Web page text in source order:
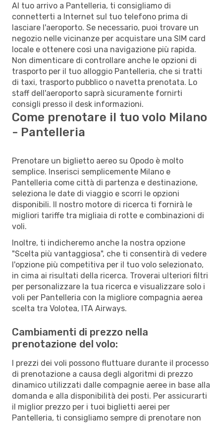
Al tuo arrivo a Pantelleria, ti consigliamo di
connetterti a Internet sul tuo telefono prima di
lasciare l'aeroporto. Se necessario, puoi trovare un
negozio nelle vicinanze per acquistare una SIM card
locale e ottenere così una navigazione più rapida.
Non dimenticare di controllare anche le opzioni di
trasporto per il tuo alloggio Pantelleria, che si tratti
di taxi, trasporto pubblico o navetta prenotata. Lo
staff dell'aeroporto saprà sicuramente fornirti
consigli presso il desk informazioni.
Come prenotare il tuo volo Milano
- Pantelleria
Prenotare un biglietto aereo su Opodo è molto
semplice. Inserisci semplicemente Milano e
Pantelleria come città di partenza e destinazione,
seleziona le date di viaggio e scorri le opzioni
disponibili. Il nostro motore di ricerca ti fornirà le
migliori tariffe tra migliaia di rotte e combinazioni di
voli.
Inoltre, ti indicheremo anche la nostra opzione
"Scelta più vantaggiosa", che ti consentirà di vedere
l'opzione più competitiva per il tuo volo selezionato,
in cima ai risultati della ricerca. Troverai ulteriori filtri
per personalizzare la tua ricerca e visualizzare solo i
voli per Pantelleria con la migliore compagnia aerea
scelta tra Volotea, ITA Airways.
Cambiamenti di prezzo nella
prenotazione del volo:
I prezzi dei voli possono fluttuare durante il processo
di prenotazione a causa degli algoritmi di prezzo
dinamico utilizzati dalle compagnie aeree in base alla
domanda e alla disponibilità dei posti. Per assicurarti
il miglior prezzo per i tuoi biglietti aerei per
Pantelleria, ti consigliamo sempre di prenotare non